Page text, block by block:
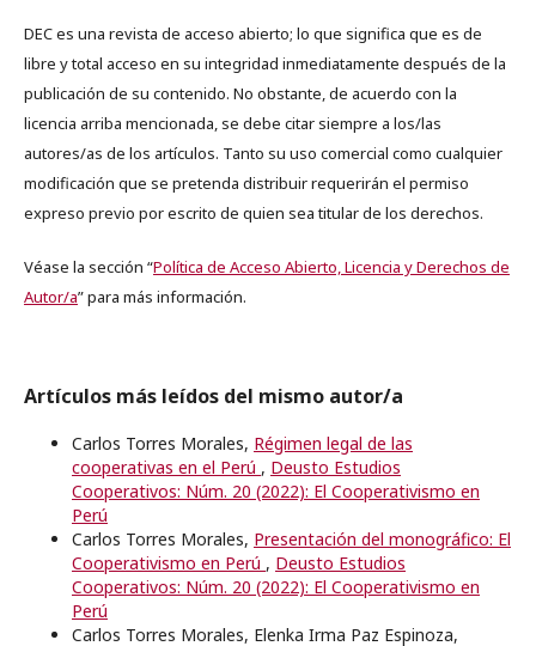
DEC es una revista de acceso abierto; lo que significa que es de
libre y total acceso en su integridad inmediatamente después de la
publicación de su contenido. No obstante, de acuerdo con la
licencia arriba mencionada, se debe citar siempre a los/las
autores/as de los artículos. Tanto su uso comercial como cualquier
modificación que se pretenda distribuir requerirán el permiso
expreso previo por escrito de quien sea titular de los derechos.
Véase la sección “Política de Acceso Abierto, Licencia y Derechos de
Autor/a” para más información.
Artículos más leídos del mismo autor/a
Carlos Torres Morales, Régimen legal de las
cooperativas en el Perú , Deusto Estudios
Cooperativos: Núm. 20 (2022): El Cooperativismo en
Perú
Carlos Torres Morales, Presentación del monográfico: El
Cooperativismo en Perú , Deusto Estudios
Cooperativos: Núm. 20 (2022): El Cooperativismo en
Perú
Carlos Torres Morales, Elenka Irma Paz Espinoza,